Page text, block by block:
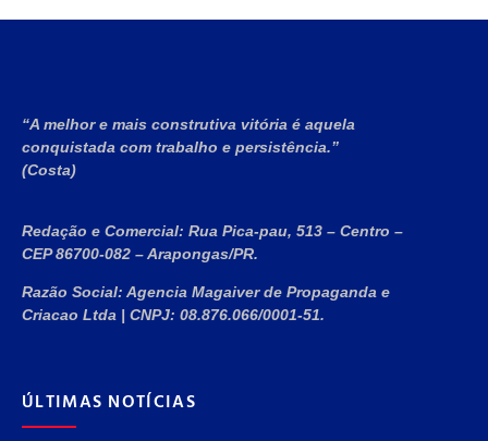
“A melhor e mais construtiva vitória é aquela
conquistada com trabalho e persistência.”
(Costa)
Redação e Comercial: Rua Pica-pau, 513 – Centro –
CEP 86700-082 – Arapongas/PR.
Razão Social: Agencia Magaiver de Propaganda e
Criacao Ltda | CNPJ: 08.876.066/0001-51.
ÚLTIMAS NOTÍCIAS